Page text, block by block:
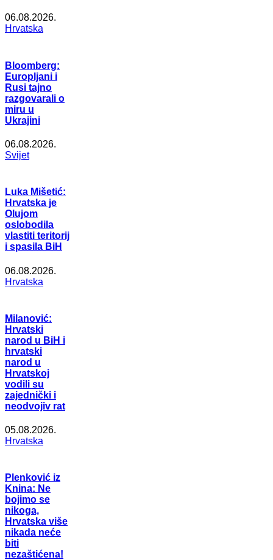
06.08.2026.
Hrvatska
Bloomberg:
Europljani i
Rusi tajno
razgovarali o
miru u
Ukrajini
06.08.2026.
Svijet
Luka Mišetić:
Hrvatska je
Olujom
oslobodila
vlastiti teritorij
i spasila BiH
06.08.2026.
Hrvatska
Milanović:
Hrvatski
narod u BiH i
hrvatski
narod u
Hrvatskoj
vodili su
zajednički i
neodvojiv rat
05.08.2026.
Hrvatska
Plenković iz
Knina: Ne
bojimo se
nikoga,
Hrvatska više
nikada neće
biti
nezaštićena!